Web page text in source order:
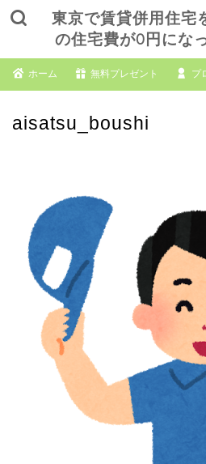
東京で賃貸併用住宅
の住宅費が0円にな
ホーム 無料プレゼント プ
aisatsu_boushi